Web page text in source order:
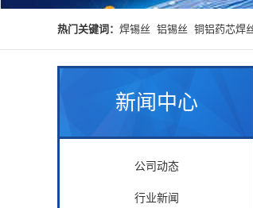
热门关键词： 焊锡丝 铝锡丝 铜铝药芯焊
新闻中心
公司动态
行业新闻